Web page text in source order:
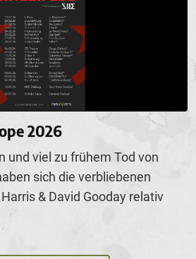
2026
sich die verbliebenen
& David Gooday relativ